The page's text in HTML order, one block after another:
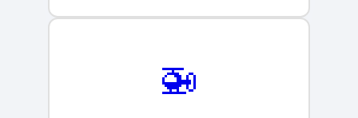
🚁